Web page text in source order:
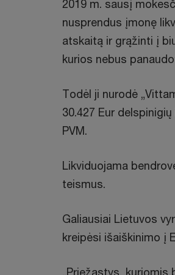
2019 m. sausį
nusprendus įmonę
atskaitą ir grąžinti į
kurios nebus
Todėl ji nurodė
30.427 Eur
PVM.
Likviduojama
teismus.
Galiausiai Lietuvos
kreipėsi išaiškinimo į
„Priežastys,